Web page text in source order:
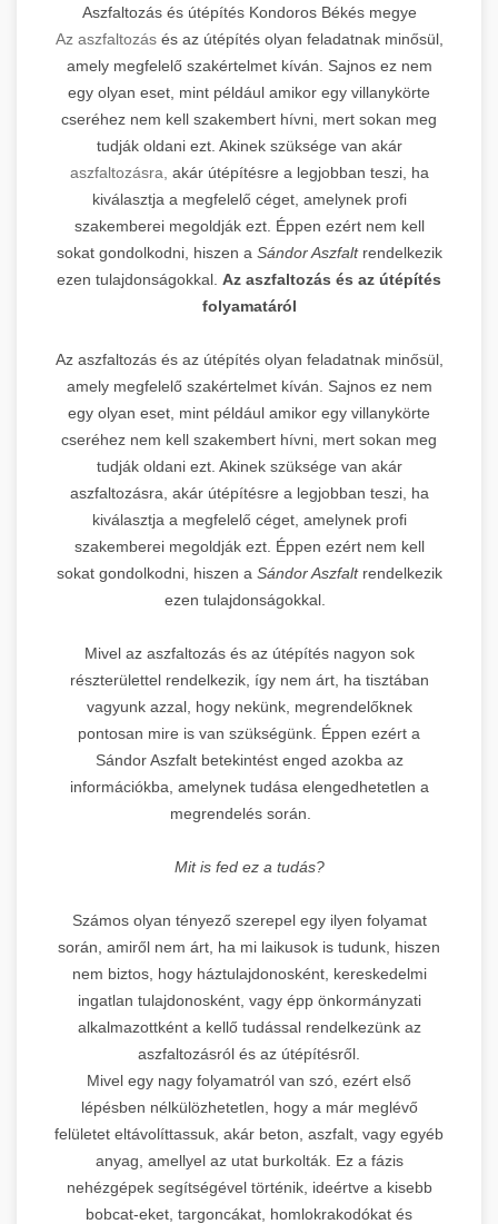
Aszfaltozás és útépítés Kondoros Békés megye
Az aszfaltozásés az útépítés olyan feladatnak minősül,
amely megfelelő szakértelmet kíván. Sajnos ez nem
egy olyan eset, mint például amikor egy villanykörte
cseréhez nem kell szakembert hívni, mert sokan meg
tudják oldani ezt. Akinek szüksége van akár
aszfaltozásra, akár útépítésre a legjobban teszi, ha
kiválasztja a megfelelő céget, amelynek profi
szakemberei megoldják ezt. Éppen ezért nem kell
sokat gondolkodni, hiszen a Sándor Aszfaltrendelkezik
ezen tulajdonságokkal. Az aszfaltozás és az útépítés
folyamatáról
Az aszfaltozás és az útépítés olyan feladatnak minősül,
amely megfelelő szakértelmet kíván. Sajnos ez nem
egy olyan eset, mint például amikor egy villanykörte
cseréhez nem kell szakembert hívni, mert sokan meg
tudják oldani ezt. Akinek szüksége van akár
aszfaltozásra, akár útépítésre a legjobban teszi, ha
kiválasztja a megfelelő céget, amelynek profi
szakemberei megoldják ezt. Éppen ezért nem kell
sokat gondolkodni, hiszen a Sándor Aszfaltrendelkezik
ezen tulajdonságokkal.
Mivel az aszfaltozás és az útépítés nagyon sok
részterülettel rendelkezik, így nem árt, ha tisztában
vagyunk azzal, hogy nekünk, megrendelőknek
pontosan mire is van szükségünk. Éppen ezért a
Sándor Aszfalt betekintést enged azokba az
információkba, amelynek tudása elengedhetetlen a
megrendelés során.
Mit is fed ez a tudás?
Számos olyan tényező szerepel egy ilyen folyamat
során, amiről nem árt, ha mi laikusok is tudunk, hiszen
nem biztos, hogy háztulajdonosként, kereskedelmi
ingatlan tulajdonosként, vagy épp önkormányzati
alkalmazottként a kellő tudással rendelkezünk az
aszfaltozásról és az útépítésről.
Mivel egy nagy folyamatról van szó, ezért első
lépésben nélkülözhetetlen, hogy a már meglévő
felületet eltávolíttassuk, akár beton, aszfalt, vagy egyéb
anyag, amellyel az utat burkolták. Ez a fázis
nehézgépek segítségével történik, ideértve a kisebb
bobcat-eket, targoncákat, homlokrakodókat és